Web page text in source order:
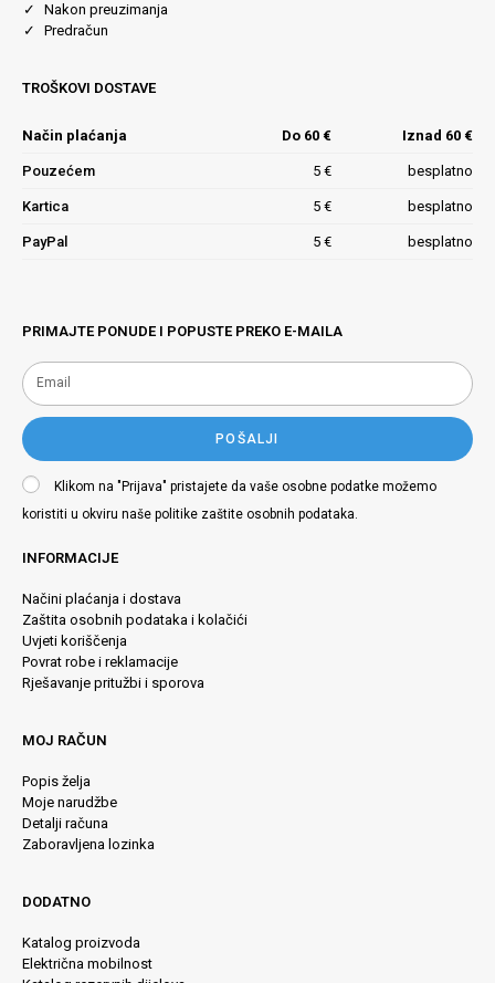
Nakon preuzimanja
Predračun
TROŠKOVI DOSTAVE
Način plaćanja Do 60 € Iznad 60 €
Pouzećem 5 € besplatno
Kartica 5 € besplatno
PayPal 5 € besplatno
PRIMAJTE PONUDE I POPUSTE PREKO E-MAILA
Klikom na "Prijava" pristajete da vaše osobne podatke možemo
koristiti u okviru naše politike zaštite osobnih podataka
POŠALJI
INFORMACIJE
Načini plaćanja i dostava
Zaštita osobnih podataka i kolačići
Uvjeti koriščenja
Povrat robe i reklamacije
Rješavanje pritužbi i sporova
MOJ RAČUN
Popis želja
Moje narudžbe
Detalji računa
Zaboravljena lozinka
DODATNO
Katalog proizvoda
Električna mobilnost